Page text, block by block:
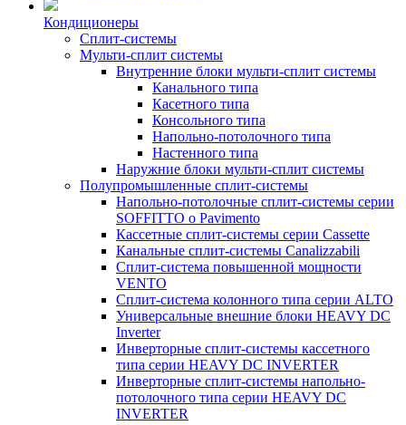
Кондиционеры
Сплит-системы
Мульти-сплит системы
Внутренние блоки мульти-сплит системы
Канального типа
Касетного типа
Консольного типа
Напольно-потолочного типа
Настенного типа
Наружние блоки мульти-сплит системы
Полупромышленные сплит-системы
Напольно-потолочные сплит-системы серии
SOFFITTO o Pavimento
Кассетные сплит-системы серии Cassette
Канальные сплит-системы Canalizzabili
Сплит-система повышенной мощности
VENTO
Сплит-система колонного типа серии ALTO
Универсальные внешние блоки HEAVY DC
Inverter
Инверторные сплит-системы кассетного
типа серии HEAVY DC INVERTER
Инверторные сплит-системы напольно-
потолочного типа серии HEAVY DC
INVERTER